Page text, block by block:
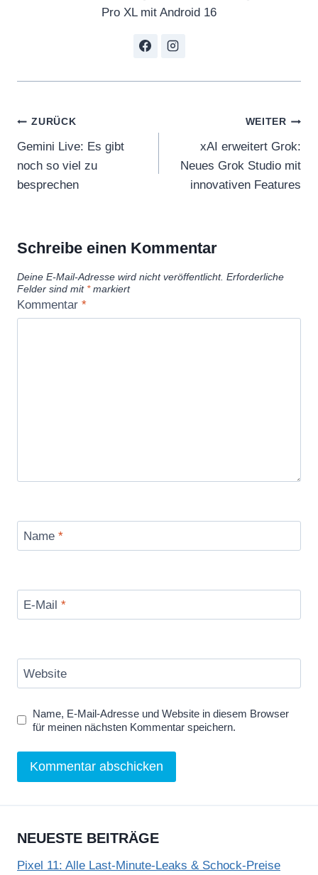
Pro XL mit Android 16
Beitragsnavigation
ZURÜCK
Gemini Live: Es gibt
noch so viel zu
besprechen
WEITER
xAI erweitert Grok:
Neues Grok Studio mit
innovativen Features
Schreibe einen Kommentar
Deine E-Mail-Adresse wird nicht veröffentlicht. Erforderliche
Felder sind mit *markiert
Kommentar *
Name *
E-Mail *
Website
Name, E-Mail-Adresse und Website in diesem Browser
für meinen nächsten Kommentar speichern.
NEUESTE BEITRÄGE
Pixel 11: Alle Last-Minute-Leaks & Schock-Preise